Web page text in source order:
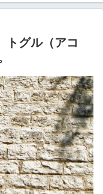
グル（アコ